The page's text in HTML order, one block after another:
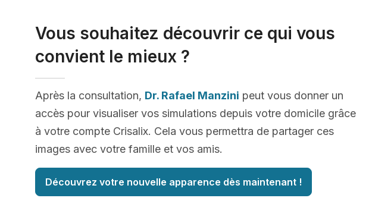
Vous souhaitez découvrir ce qui vous
convient le mieux ?
Après la consultation, Dr. Rafael Manzini peut vous donner un
accès pour visualiser vos simulations depuis votre domicile grâce
à votre compte Crisalix. Cela vous permettra de partager ces
images avec votre famille et vos amis.
Découvrez votre nouvelle apparence dès maintenant !